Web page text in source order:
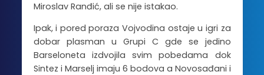
Miroslav Ranđić, ali se nije istakao.
Ipak, i pored poraza Vojvodina ostaje u igri za
dobar plasman u Grupi C gde se jedino
Barseloneta izdvojila svim pobedama dok
Sintez i Marselj imaju 6 bodova a Novosađani i